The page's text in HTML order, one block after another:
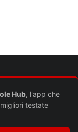
Hub, l'app che
testate